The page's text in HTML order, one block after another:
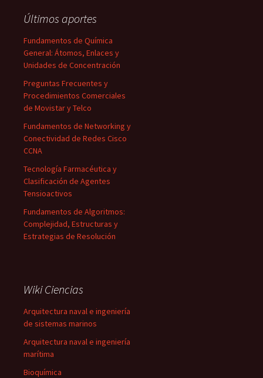
Últimos aportes
Fundamentos de Química
General: Átomos, Enlaces y
Unidades de Concentración
Preguntas Frecuentes y
Procedimientos Comerciales
de Movistar y Telco
Fundamentos de Networking y
Conectividad de Redes Cisco
CCNA
Tecnología Farmacéutica y
Clasificación de Agentes
Tensioactivos
Fundamentos de Algoritmos:
Complejidad, Estructuras y
Estrategias de Resolución
Wiki Ciencias
Arquitectura naval e ingeniería
de sistemas marinos
Arquitectura naval e ingeniería
marítima
Bioquímica